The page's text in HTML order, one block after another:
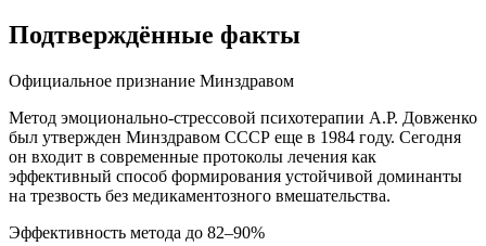
Подтверждённые факты
Официальное признание Минздравом
Метод эмоционально-стрессовой психотерапии А.Р. Довженко
был утвержден Минздравом СССР еще в 1984 году. Сегодня
он входит в современные протоколы лечения как
эффективный способ формирования устойчивой доминанты
на трезвость без медикаментозного вмешательства.
Эффективность метода до 82–90%